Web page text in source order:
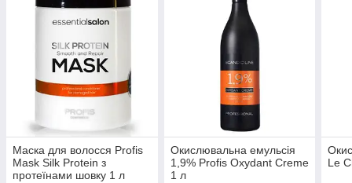
Маска для волосся Profis
Mask Silk Protein з
протеїнами шовку 1 л
Окислювальна емульсія
1,9% Profis Oxydant Creme
1 л
Le